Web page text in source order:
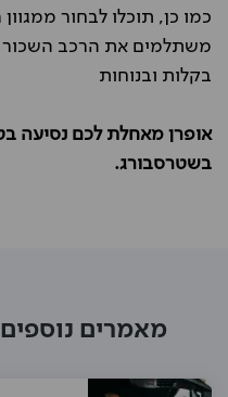
כמו כן, תוכלו לבחור
משתלמים את הרכב
בקלות ובנוחות
אופרן מאחלת לכם נסיעה
בשטרסבורג.
מאמרים